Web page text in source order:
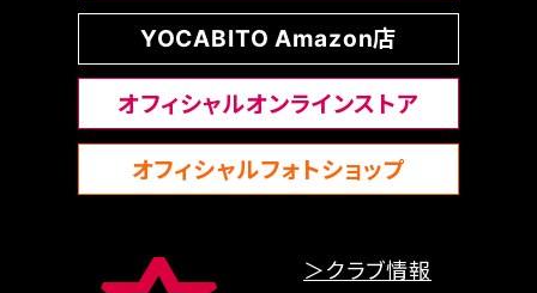
YOCABITO Amazon店
オフィシャルオンラインストア
オフィシャルフォトショップ
＞クラブ情報